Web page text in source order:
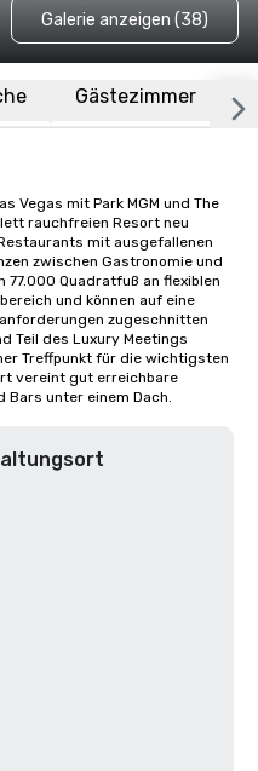
Galerie anzeigen (38)
Gästezimmer
Vegas mit Park MGM und The
rauchfreien Resort neu
mit ausgefallenen
zwischen Gastronomie und
77.000 Quadratfuß an flexiblen
und können auf eine
zugeschnitten
Teil des Luxury Meetings
Treffpunkt für die wichtigsten
vereint gut erreichbare
Bars unter einem Dach.